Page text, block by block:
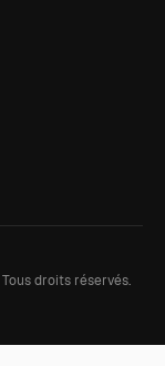
Tous droits réservés.